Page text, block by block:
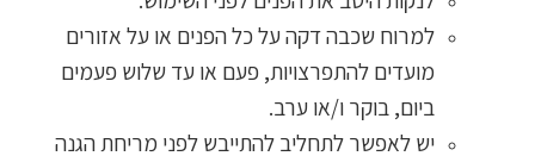
למרוח שכבה דקה על כל הפנים או על אזורים
מועדים להתפרצויות, פעם או עד שלוש פעמים
ביום, בוקר ו/או ערב.
יש לאפשר לתחליב להתייבש לפני מריחת הגנה